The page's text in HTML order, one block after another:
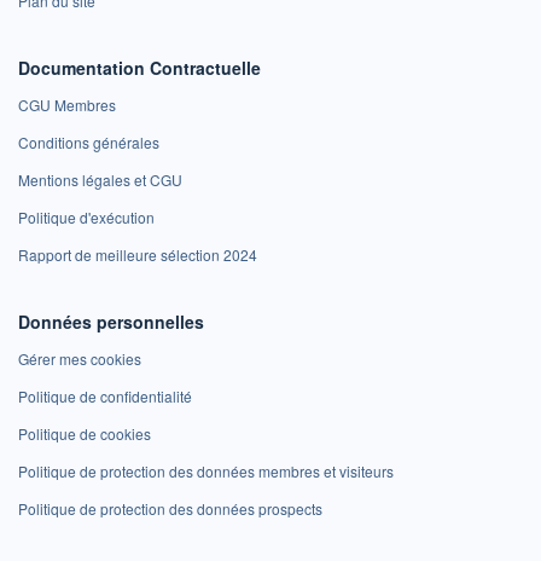
Documentation Contractuelle
CGU Membres
Conditions générales
Mentions légales et CGU
Politique d'exécution
Rapport de meilleure sélection 2024
Données personnelles
Gérer mes cookies
Politique de confidentialité
Politique de cookies
Politique de protection des données membres et visiteurs
Politique de protection des données prospects